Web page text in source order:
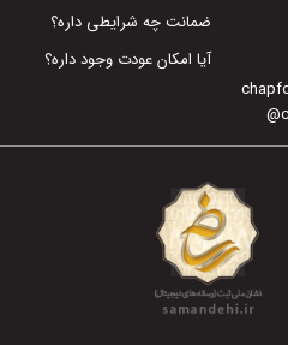
@
ضمانت چه شرایطی داره؟
آیا امکان عودت وجود داره؟